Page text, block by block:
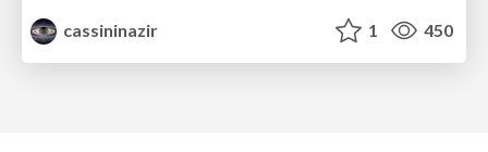
cassininazir
1 450